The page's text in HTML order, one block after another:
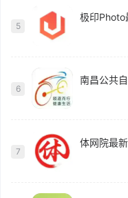
5
极印Photo
6
7
体网院最